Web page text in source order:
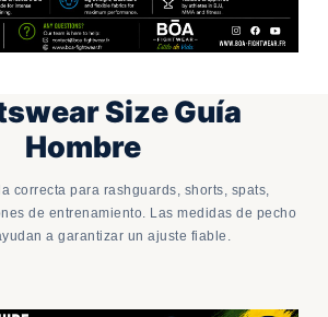
Size Guía
Hombre
correcta para rashguards, shorts, spats,
de entrenamiento. Las medidas de pecho
a garantizar un ajuste fiable.